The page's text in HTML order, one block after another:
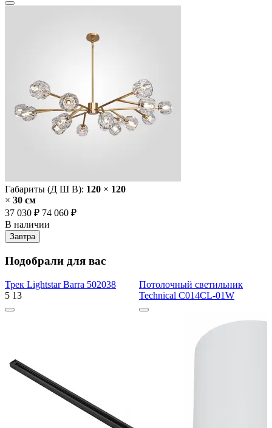
Габариты (Д Ш В): 120 × 120
× 30 cм
37 030 ₽ 74 060 ₽
В наличии
Завтра
Подобрали для вас
Трек Lightstar Barra 502038
5 13
Потолочный светильник
Technical C014CL-01W